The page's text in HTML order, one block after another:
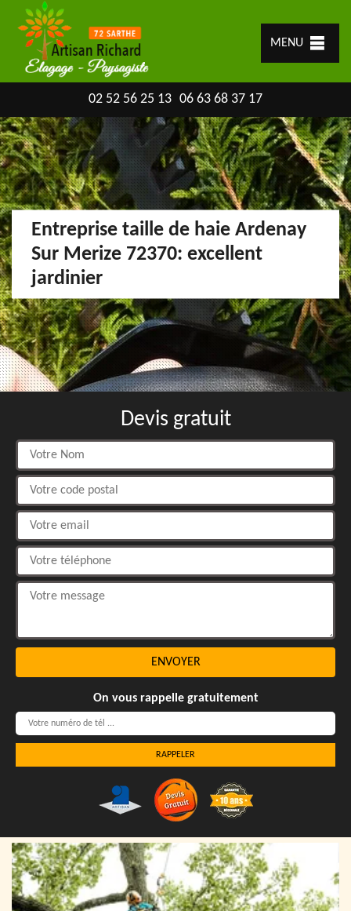
MENU
02 52 56 25 13 06 63 68 37 17
Entreprise taille de haie Ardenay
Sur Merize 72370: excellent
jardinier
Devis gratuit
On vous rappelle gratuitement